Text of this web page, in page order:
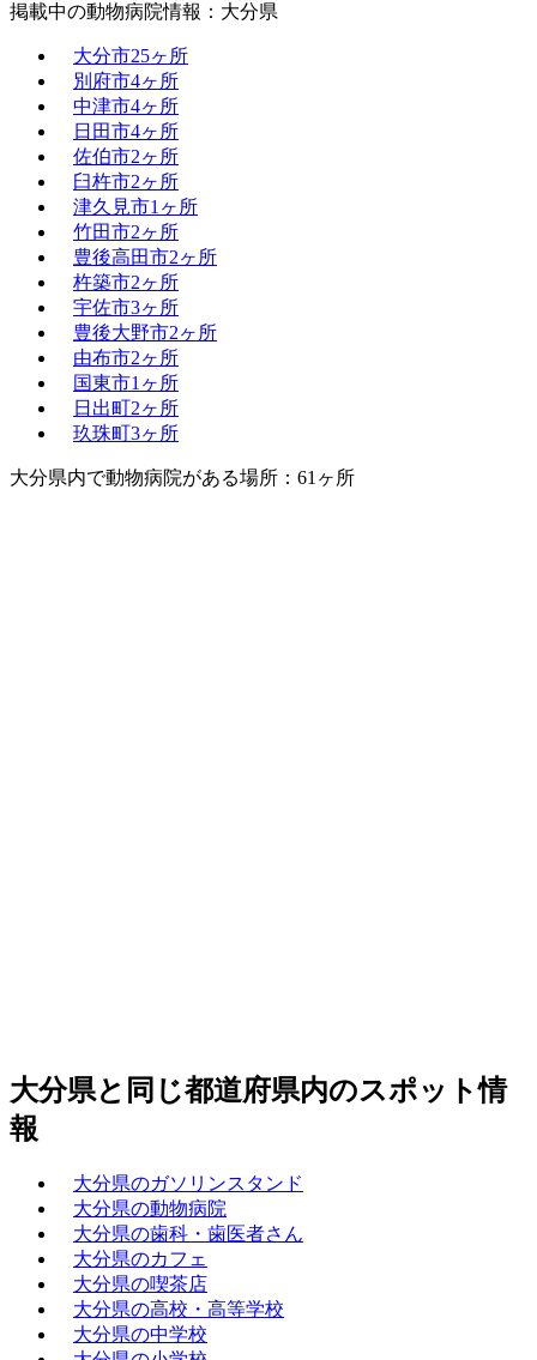
掲載中の動物病院情報：大分県
大分市25ヶ所
別府市4ヶ所
中津市4ヶ所
日田市4ヶ所
佐伯市2ヶ所
臼杵市2ヶ所
津久見市1ヶ所
竹田市2ヶ所
豊後高田市2ヶ所
杵築市2ヶ所
宇佐市3ヶ所
豊後大野市2ヶ所
由布市2ヶ所
国東市1ヶ所
日出町2ヶ所
玖珠町3ヶ所
大分県内で動物病院がある場所：61ヶ所
大分県と同じ都道府県内のスポット情
報
大分県のガソリンスタンド
大分県の動物病院
大分県の歯科・歯医者さん
大分県のカフェ
大分県の喫茶店
大分県の高校・高等学校
大分県の中学校